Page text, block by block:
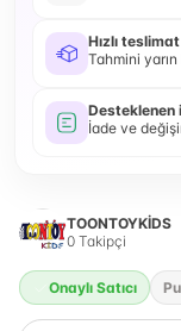
Hızlı teslimat
Tahmini
Desteklenen
İade ve
TOONTOYKİDS
0 Takipçi
Onaylı Satıcı